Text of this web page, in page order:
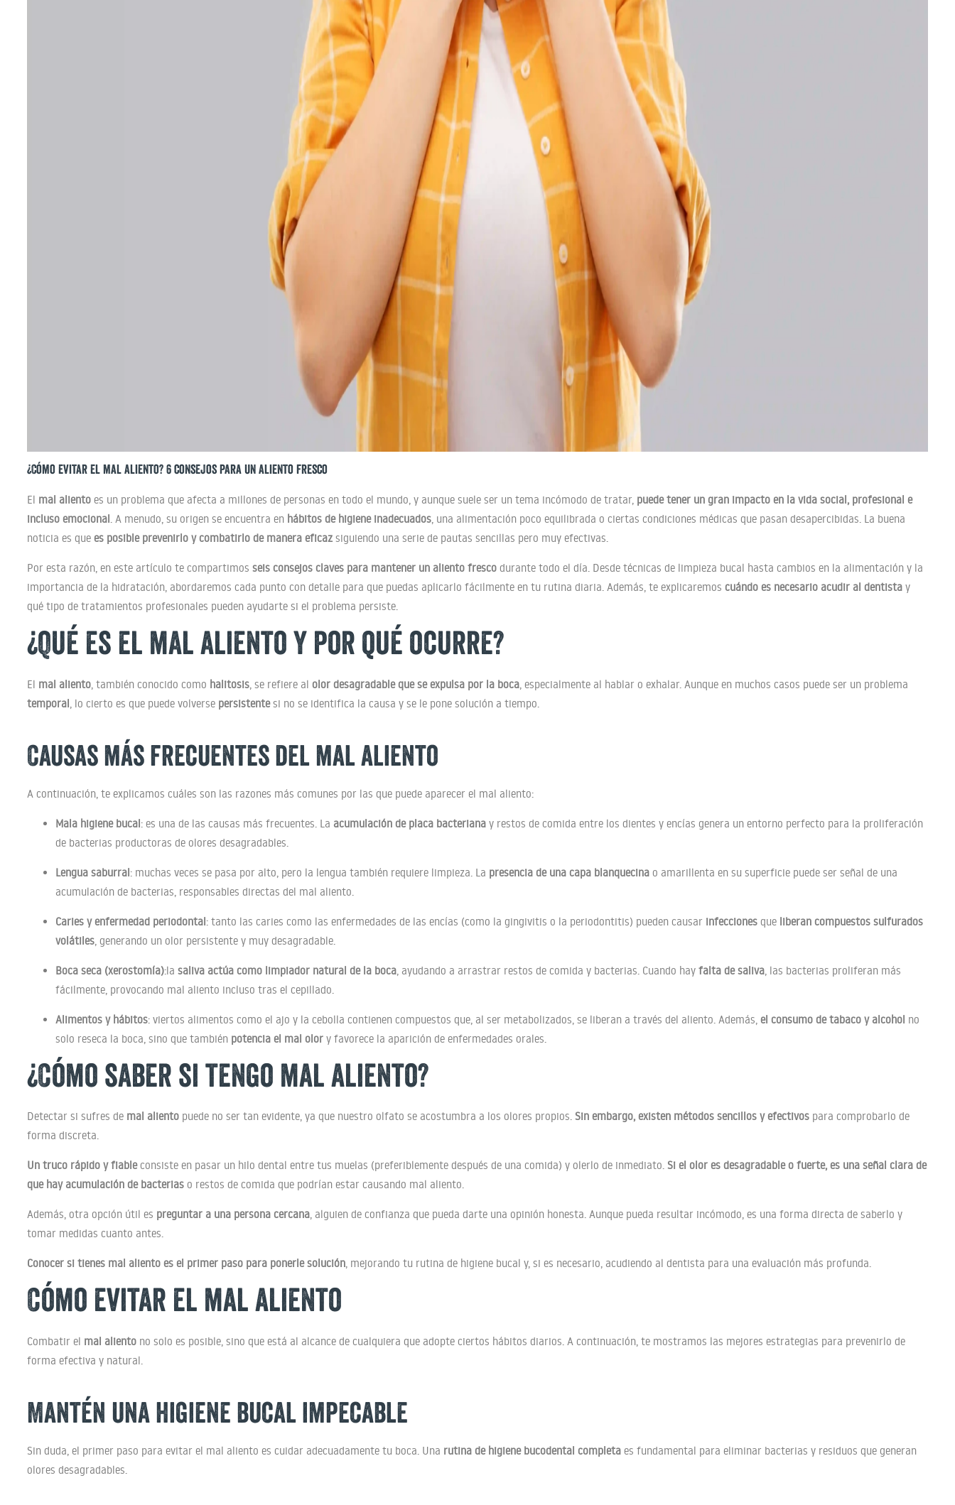
¿Cómo evitar el mal aliento? 6 consejos para un aliento fresco
El mal aliento es un problema que afecta a millones de personas en todo el mundo, y aunque suele ser un tema incómodo de tratar, puede tener un gran impacto en la vida social, profesional e
incluso emocional. A menudo, su origen se encuentra en hábitos de higiene inadecuados, una alimentación poco equilibrada o ciertas condiciones médicas que pasan desapercibidas. La buena
noticia es que es posible prevenirlo y combatirlo de manera eficaz siguiendo una serie de pautas sencillas pero muy efectivas.
Por esta razón, en este artículo te compartimos seis consejos claves para mantener un aliento fresco durante todo el día. Desde técnicas de limpieza bucal hasta cambios en la alimentación y la
importancia de la hidratación, abordaremos cada punto con detalle para que puedas aplicarlo fácilmente en tu rutina diaria. Además, te explicaremos cuándo es necesario acudir al dentista y
qué tipo de tratamientos profesionales pueden ayudarte si el problema persiste.
¿Qué es el mal aliento y por qué ocurre?
El mal aliento , también conocido como halitosis , se refiere al olor desagradable que se expulsa por la boca , especialmente al hablar o exhalar. Aunque en muchos casos puede ser un problema
temporal , lo cierto es que puede volverse persistentesi no se identifica la causa y se le pone solución a tiempo.
Causas más frecuentes del mal aliento
A continuación, te explicamos cuáles son las razones más comunes por las que puede aparecer el mal aliento:
Mala higiene bucal: es una de las causas más frecuentes. La acumulación de placa bacteriana y restos de comida entre los dientes y encías genera un entorno perfecto para la proliferación
de bacterias productoras de olores desagradables.
Lengua saburral: muchas veces se pasa por alto, pero la lengua también requiere limpieza. La presencia de una capa blanquecina o amarillenta en su superficie puede ser señal de una
acumulación de bacterias, responsables directas del mal aliento.
Caries y enfermedad periodontal: tanto las caries como las enfermedades de las encías (como la gingivitis o la periodontitis) pueden causar infecciones que liberan compuestos sulfurados
volátiles , generando un olor persistente y muy desagradable.
Boca seca (xerostomía):la saliva actúa como limpiador natural de la boca , ayudando a arrastrar restos de comida y bacterias. Cuando hay falta de saliva , las bacterias proliferan más
fácilmente, provocando mal aliento incluso tras el cepillado.
Alimentos y hábitos: viertos alimentos como el ajo y la cebolla contienen compuestos que, al ser metabolizados, se liberan a través del aliento. Además, el consumo de tabaco y alcohol no
solo reseca la boca, sino que también potencia el mal olor y favorece la aparición de enfermedades orales.
¿Cómo saber si tengo mal aliento?
Detectar si sufres de mal aliento puede no ser tan evidente, ya que nuestro olfato se acostumbra a los olores propios. Sin embargo, existen métodos sencillos y efectivos para comprobarlo de
forma discreta.
Un truco rápido y fiableconsiste en pasar un hilo dental entre tus muelas (preferiblemente después de una comida) y olerlo de inmediato. Si el olor es desagradable o fuerte, es una señal clara de
que hay acumulación de bacterias o restos de comida que podrían estar causando mal aliento.
Además, otra opción útil es preguntar a una persona cercana, alguien de confianza que pueda darte una opinión honesta. Aunque pueda resultar incómodo, es una forma directa de saberlo y
tomar medidas cuanto antes.
Conocer si tienes mal aliento es el primer paso para ponerle solución, mejorando tu rutina de higiene bucal y, si es necesario, acudiendo al dentista para una evaluación más profunda.
Cómo evitar el mal aliento
Combatir el mal aliento no solo es posible, sino que está al alcance de cualquiera que adopte ciertos hábitos diarios. A continuación, te mostramos las mejores estrategias para prevenirlo de
forma efectiva y natural.
Mantén una higiene bucal impecable
Sin duda, el primer paso para evitar el mal aliento es cuidar adecuadamente tu boca. Una rutina de higiene bucodental completa es fundamental para eliminar bacterias y residuos que generan
olores desagradables.